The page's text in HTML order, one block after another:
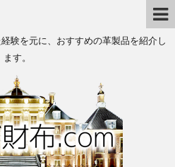
験を元に、おすすめの革製品を紹介し
ます。